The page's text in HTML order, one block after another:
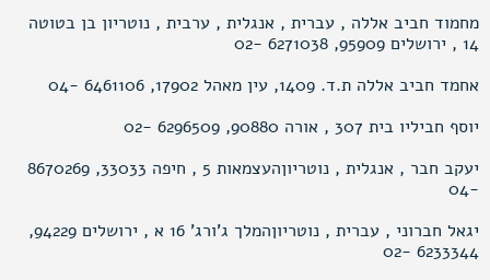
מחמוד חביב אללה , עברית , אנגלית , ערבית , נוטריון בן בטוטה
14 , ירושלים 95909, 6271038 -02
אחמד חביב אללה ת.ד. 1409, עין מאהל 17902, 6461106 -04
יוסף חביליו בית 307 , אורה 90880, 6296509 -02
יעקב חבר , אנגלית , נוטריוןהעצמאות 5 , חיפה 33033, 8670269
-04
יגאל חברוני , עברית , נוטריוןהמלך ג’ורג’ 16 א , ירושלים 94229,
6233344 -02